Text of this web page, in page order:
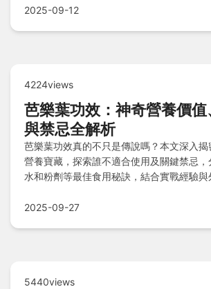
和手工鮮蝦餛飩湯，每樣都讓人回味無窮，
2025-09-12
4224views
芭樂葉功效：神奇營養價
與禁忌全解析
芭樂葉功效真的不只是傳說嗎？本文深入
營養寶藏，探索誰不適合使用及關鍵禁忌
水和粉劑等最佳食用秘訣，結合實戰經驗與
2025-09-27
5440views